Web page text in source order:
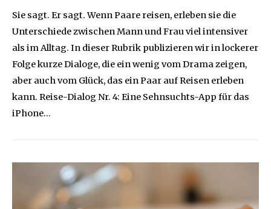
Sie sagt. Er sagt. Wenn Paare reisen, erleben sie die
Unterschiede zwischen Mann und Frau viel intensiver
als im Alltag. In dieser Rubrik publizieren wir in lockerer
Folge kurze Dialoge, die ein wenig vom Drama zeigen,
aber auch vom Glück, das ein Paar auf Reisen erleben
kann. Reise-Dialog Nr. 4: Eine Sehnsuchts-App für das
iPhone…